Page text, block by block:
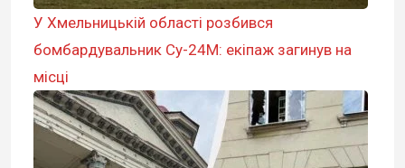
У Хмельницькій області розбився
бомбардувальник Су-24М: екіпаж загинув на
місці